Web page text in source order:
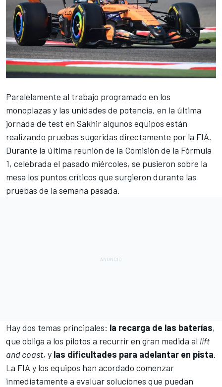
Paralelamente al trabajo programado en los
monoplazas y las unidades de potencia, en la última
jornada de test en Sakhiralgunos equipos están
realizando pruebas sugeridas directamente por la FIA.
Durante la última reunión de la Comisión de la Fórmula
1, celebrada el pasado miércoles, se pusieron sobre la
mesa los puntos críticos que surgieron durante las
pruebas de la semana pasada.
Hay dos temas principales: la recarga de las baterías,
que obliga a los pilotos a recurrir en gran medida al lift
and coast, y las dificultades para adelantar en pista.
La FIA y los equipos han acordado comenzar
inmediatamente a evaluar soluciones que puedan